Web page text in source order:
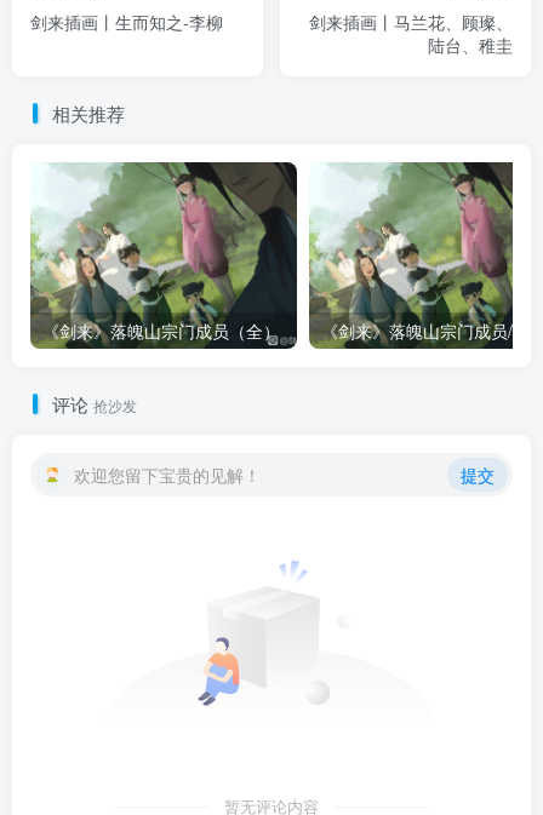
剑来插画丨生而知之-李柳
剑来插画丨马兰花、顾璨、
陆台、稚圭
相关推荐
《剑来》落魄山宗门成员（全）
评论 抢沙发
欢迎您留下宝贵的见解！ 提交
暂无评论内容